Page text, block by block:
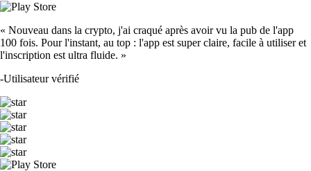
« Nouveau dans la crypto, j'ai craqué après avoir vu la pub de l'app
100 fois. Pour l'instant, au top : l'app est super claire, facile à utiliser et
l'inscription est ultra fluide. »
-Utilisateur vérifié